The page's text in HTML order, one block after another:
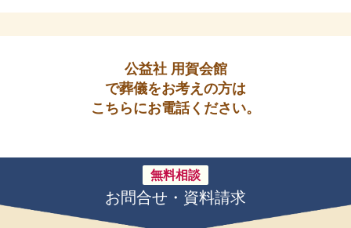
公益社 用賀会館
で葬儀をお考えの方は
こちらにお電話ください。
無料相談
お問合せ・資料請求